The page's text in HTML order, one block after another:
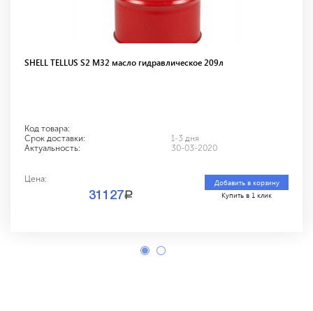
SHELL TELLUS S2 M32 масло гидравлическое 209л
Код товара:
Срок доставки:
1-3 дня
Актуальность:
30-03-2020
Цена:
31127a
Добавить в корзину
Купить в 1 клик